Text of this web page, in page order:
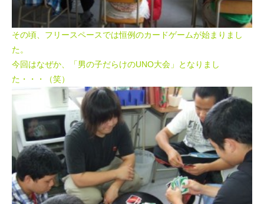
その頃、フリースペースでは恒例のカードゲームが始まりまし
た。
今回はなぜか、「男の子だらけのUNO大会」となりまし
た・・・（笑）